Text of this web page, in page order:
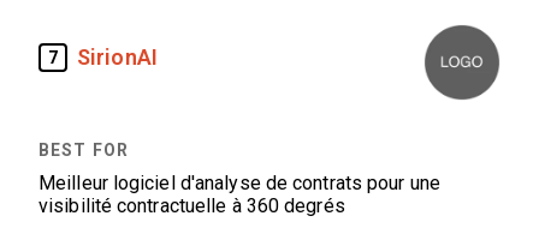
7 SirionAI
Meilleur logiciel d'analyse de contrats pour une
visibilité contractuelle à 360 degrés